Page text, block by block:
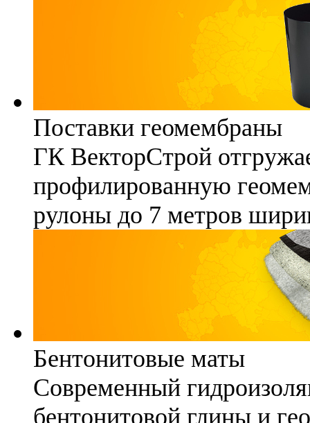
Поставки геомембраны
ГК ВекторСтрой
профилированную
рулоны до 7 метров
Бентонитовые маты
Современный
бентонитовой глины и